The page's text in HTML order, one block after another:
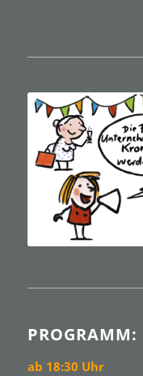
PROGRAMM:
ab 18:30 Uhr